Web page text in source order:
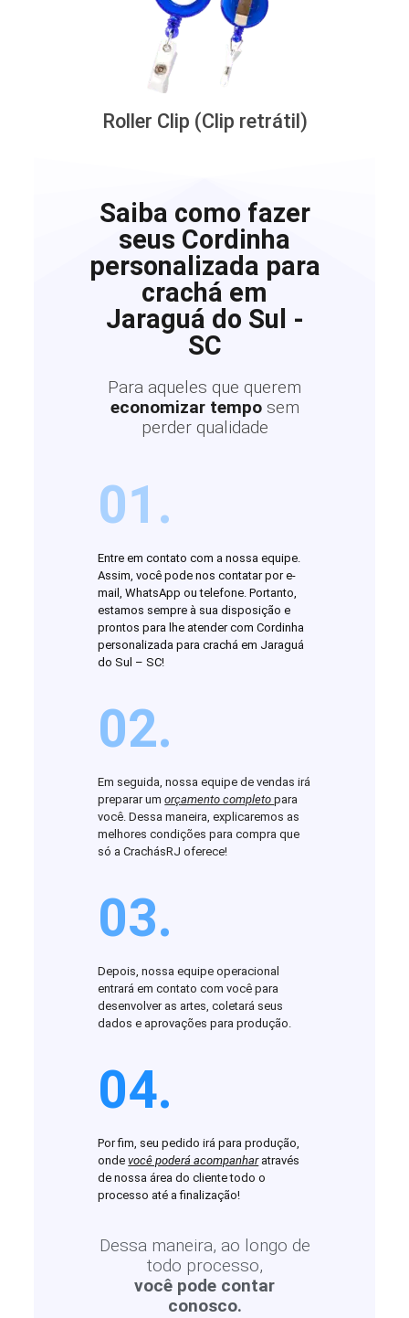
Roller Clip (Clip retrátil)
Saiba como fazer
seus Cordinha
personalizada para
crachá em
Jaraguá do Sul -
SC
Para aqueles que querem
economizar tempo sem
perder qualidade
01.
Entre em contato com a nossa equipe.
Assim, você pode nos contatar por e-
mail, WhatsApp ou telefone. Portanto,
estamos sempre à sua disposição e
prontos para lhe atender com Cordinha
personalizada para crachá em Jaraguá
do Sul – SC!
02.
Em seguida, nossa equipe de vendas irá
preparar umorçamento completopara
você. Dessa maneira, explicaremos as
melhores condições para compra que
só a CrachásRJ oferece!
03.
Depois, nossa equipe operacional
entrará em contato com você para
desenvolver as artes, coletará seus
dados e aprovações para produção.
04.
Por fim, seu pedido irá para produção,
ondevocê poderá acompanharatravés
de nossa área do cliente todo o
processo até a finalização!
Dessa maneira, ao longo de
todo processo,
você pode contar
conosco.